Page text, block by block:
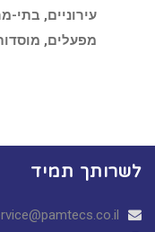
עירוניים, בתי-
מפעלים,
לשרותך תמיד